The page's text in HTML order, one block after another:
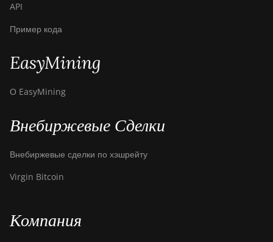
API
Пример кода
EasyMining
О EasyMining
Внебиржевые Сделки
Внебиржевые сделки по хэшрейту
Virgin Bitcoin
Компания